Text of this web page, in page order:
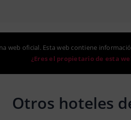
web oficial. Esta web contiene
¿Eres el propietario de esta
Otros hoteles